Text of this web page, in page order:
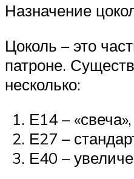
Назначение
Цоколь – это
патроне.
несколько:
Е14 –
Е27 –
Е40 –